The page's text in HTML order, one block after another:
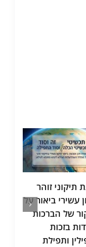
תיקוני זוהר
עשירי ביאור על
של הברכות
בזכות
ותפילת